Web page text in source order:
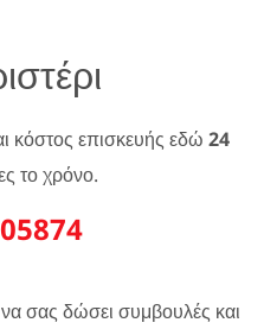
κόστος επισκευής εδώ 24
το χρόνο.
να σας δώσει συμβουλές και